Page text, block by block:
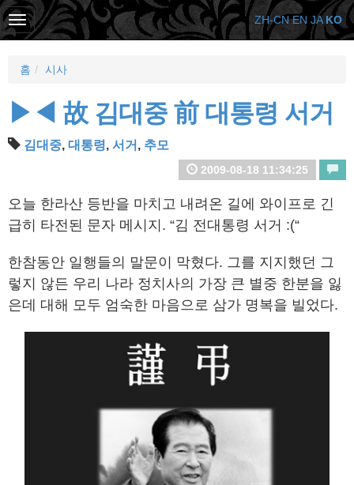
홈 시사
▶◀ 故 김대중 前 대통령 서거
김대중, 대통령, 서거 , 추모
2009-08-18 11:34:25
오늘 한라산 등반을 마치고 내려온 길에 와이프로 긴
급히 타전된 문자 메시지. “김 전대통령 서거 :(“
한참동안 일행들의 말문이 막혔다. 그를 지지했던 그
렇지 않든 우리 나라 정치사의 가장 큰 별중 한분을 잃
은데 대해 모두 엄숙한 마음으로 삼가 명복을 빌었다.
ZH-CN EN JA KO